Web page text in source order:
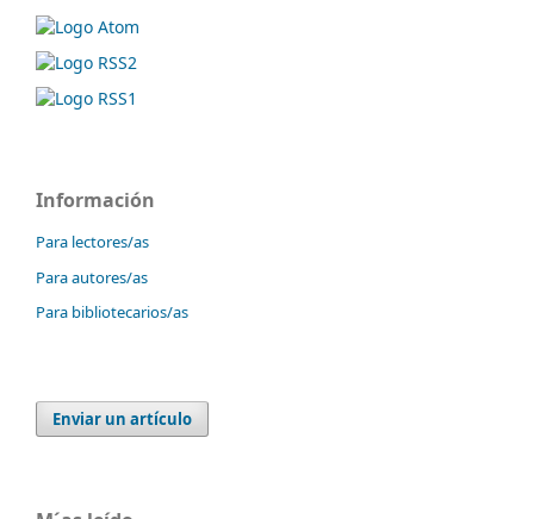
Información
Para lectores/as
Para autores/as
Para bibliotecarios/as
Enviar un artículo